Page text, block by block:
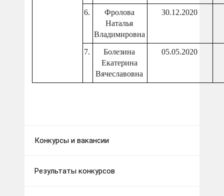
6.
Фролова
Наталья
Владимировна
30.12.2020
7.
Болезина
Екатерина
Вячеславовна
05.05.2020
Конкурсы и вакансии
Результаты конкурсов